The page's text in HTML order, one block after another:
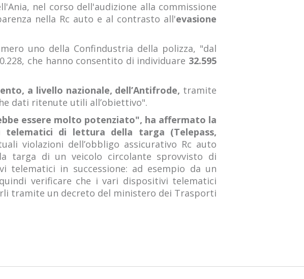
nel corso dell'audizione alla commissione
nella Rc auto e al contrasto all'evasione
uno della Confindustria della polizza, "dal
che hanno consentito di individuare 32.595
a livello nazionale, dell’Antifrode, tramite
dati ritenute utili all’obiettivo".
essere molto potenziato", ha affermato la
telematici di lettura della targa (Telepass,
violazioni dell’obbligo assicurativo Rc auto
targa di un veicolo circolante sprovvisto di
telematici in successione: ad esempio da un
verificare che i vari dispositivi telematici
tramite un decreto del ministero dei Trasporti